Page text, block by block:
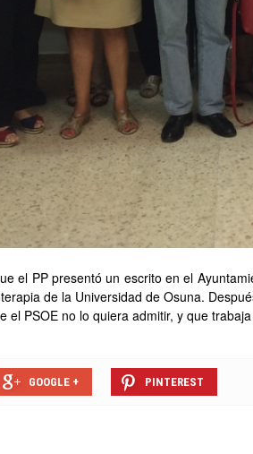
el PP presentó un escrito en el
de la Universidad de Osuna.
el PSOE no lo quiera admitir, y que
GOOGLE + PINTEREST